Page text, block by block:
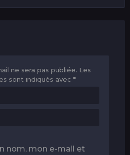
ne sera pas publiée. Les
sont indiqués avec *
nom, mon e-mail et